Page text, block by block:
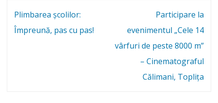
Navigare
în
Plimbarea școlilor:
Împreună, pas cu pas!
Participare la
evenimentul „Cele 14
vârfuri de peste 8000 m”
– Cinematograful
Călimani, Toplița